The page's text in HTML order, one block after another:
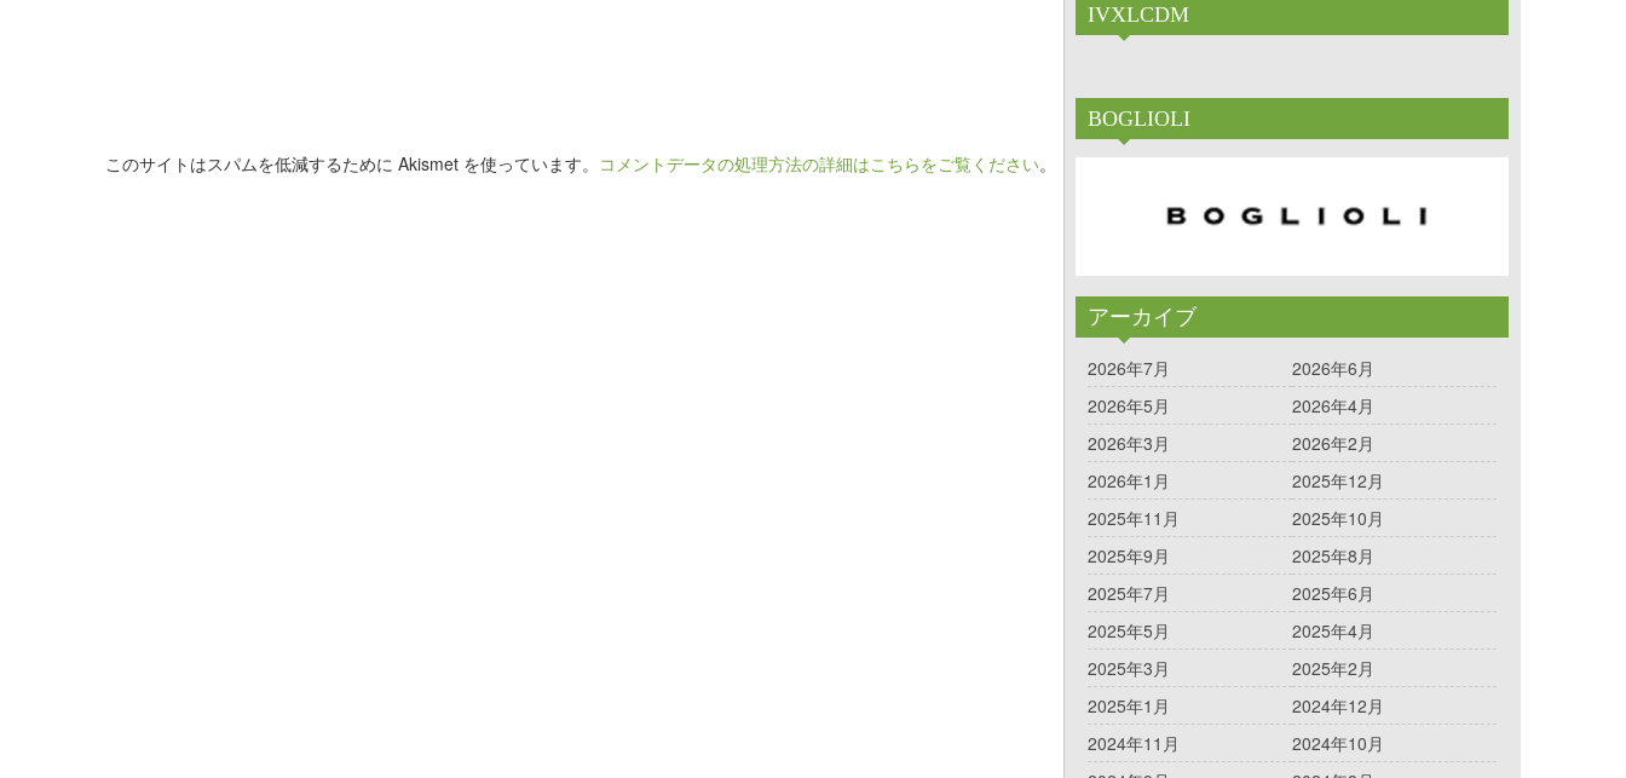
このサイトはスパムを低減するために Akismet を使っています。 コメントデータの処理方法の詳細はこちらをご覧ください。
IVXLCDM
BOGLIOLI
アーカイブ
2026年7月
2026年6月
2026年5月
2026年4月
2026年3月
2026年2月
2026年1月
2025年12月
2025年11月
2025年10月
2025年9月
2025年8月
2025年7月
2025年6月
2025年5月
2025年4月
2025年3月
2025年2月
2025年1月
2024年12月
2024年11月
2024年10月